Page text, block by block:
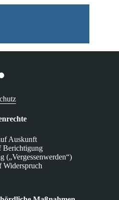
Auskunft
Berichtigung
(„Vergessenwerden“)
Widerspruch